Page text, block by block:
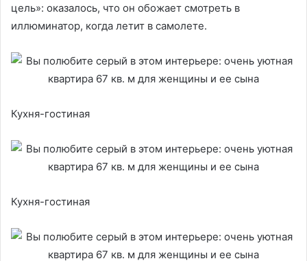
цель»: оказалось, что он обожает смотреть в
иллюминатор, когда летит в самолете.
Кухня-гостиная
Кухня-гостиная